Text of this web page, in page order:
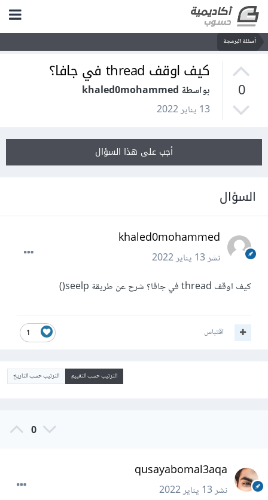
أسئلة البرمجة
0
كيف اوقف thread في جافا؟
بواسطة khaled0mohammed
13 يناير 2022
أجب على هذا السؤال
السؤال
khaled0mohammed
نشر13 يناير 2022
كيف اوقف thread في جافا؟ شرح عن طريقة seelp()
1 اقتباس
الترتيب حسب التقييم الترتيب حسب التاريخ
0
qusayabomal3aqa
نشر13 يناير 2022